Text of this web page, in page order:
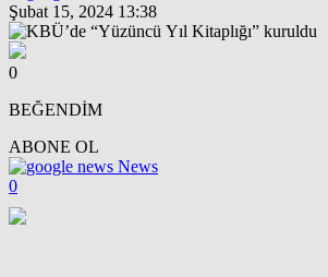
Şubat 15, 2024 13:38
0
BEĞENDİM
ABONE OL
News
0